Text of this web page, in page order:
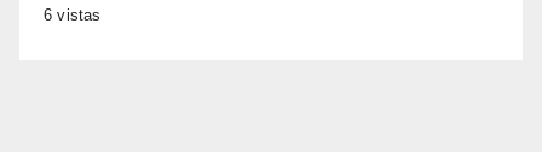
6 vistas